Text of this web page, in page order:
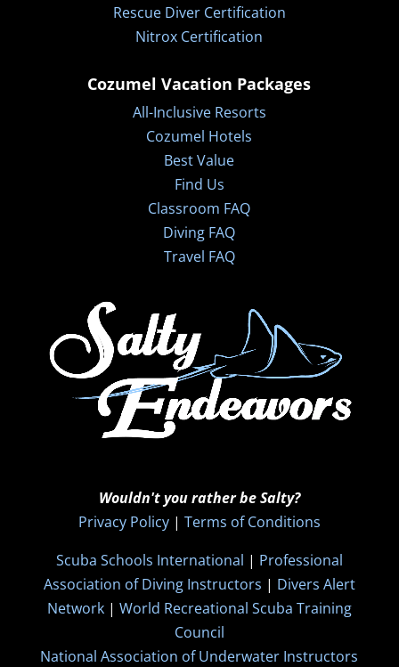
Rescue Diver Certification
Nitrox Certification
Cozumel Vacation Packages
All-Inclusive Resorts
Cozumel Hotels
Best Value
Find Us
Classroom FAQ
Diving FAQ
Travel FAQ
Wouldn't you rather be Salty?
Privacy Policy | Terms of Conditions
Scuba Schools International | Professional
Association of Diving Instructors | Divers Alert
Network | World Recreational Scuba Training
Council
National Association of Underwater Instructors